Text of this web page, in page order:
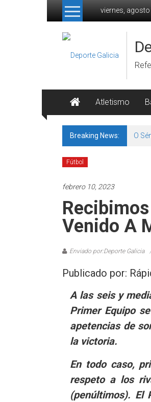
Skip to content
viernes, agosto
Atletismo
Breaking News: O
Fútbol
febrero 10, 2023
Venido A
Enviado por:Deporte Galicia
Publicado por:
A las seis y
Primer Equipo
apetencias de
la victoria.
En todo caso,
respeto a los
(penúltimos). El